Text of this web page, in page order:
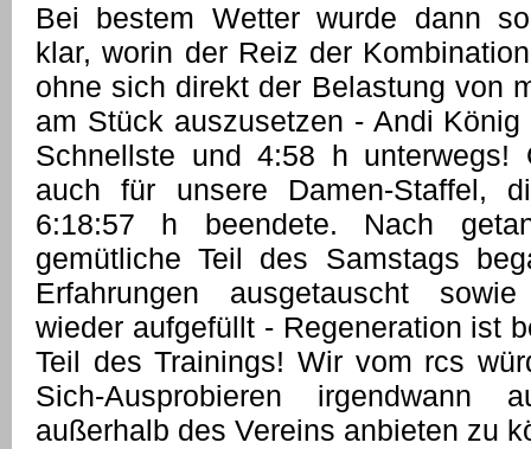
Bei bestem Wetter wurde dann
klar, worin der Reiz der
ohne sich direkt der Belastung von
am Stück auszusetzen - Andi
Schnellste und 4:58 h unterwegs!
auch für unsere Damen-Staffel,
6:18:57 h beendete. Nach
gemütliche Teil des Samstags
Erfahrungen ausgetauscht
wieder aufgefüllt - Regeneration ist
Teil des Trainings! Wir vom rcs
Sich-Ausprobieren irgendwann
außerhalb des Vereins anbieten zu